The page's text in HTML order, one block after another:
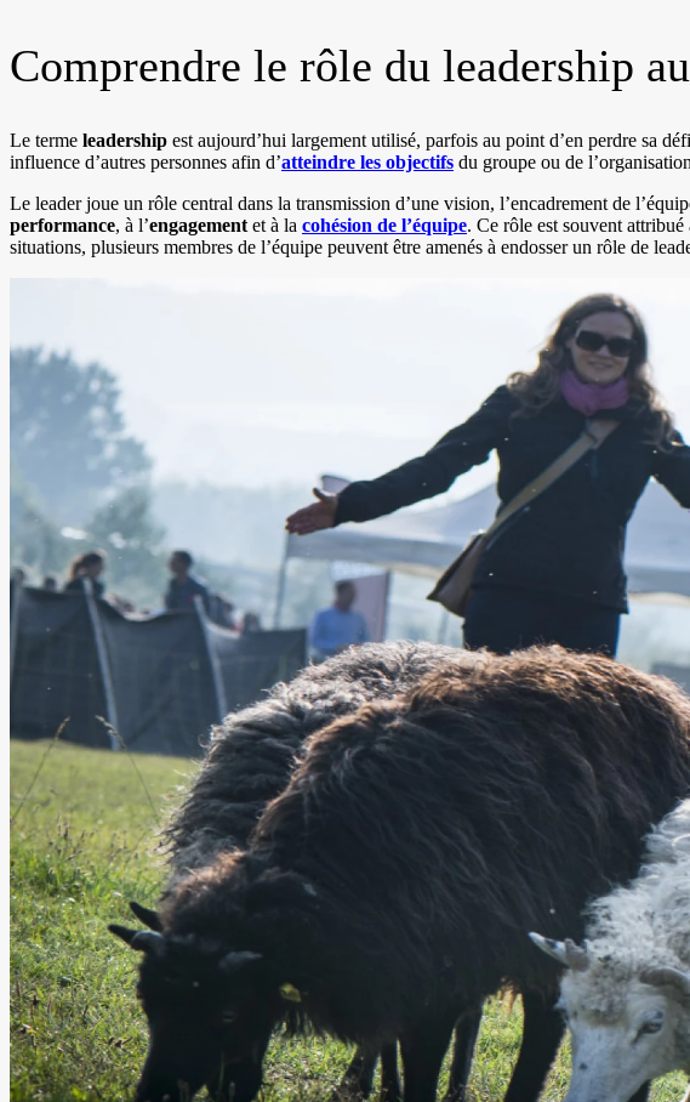
Comprendre le rôle du leadership
Le terme leadership est aujourd’hui largement utilisé, parfois au point d’en perdre sa
influence d’autres personnes afin d’atteindre les objectifs du groupe ou de
Le leader joue un rôle central dans la transmission d’une vision, l’encadrement de
performance, à l’engagement et à la cohésion de l’équipe. Ce rôle est souvent
situations, plusieurs membres de l’équipe peuvent être amenés à endosser un rôle de